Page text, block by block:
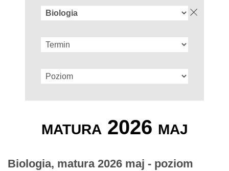
matura 2026 maj
Biologia, matura 2026 maj - poziom